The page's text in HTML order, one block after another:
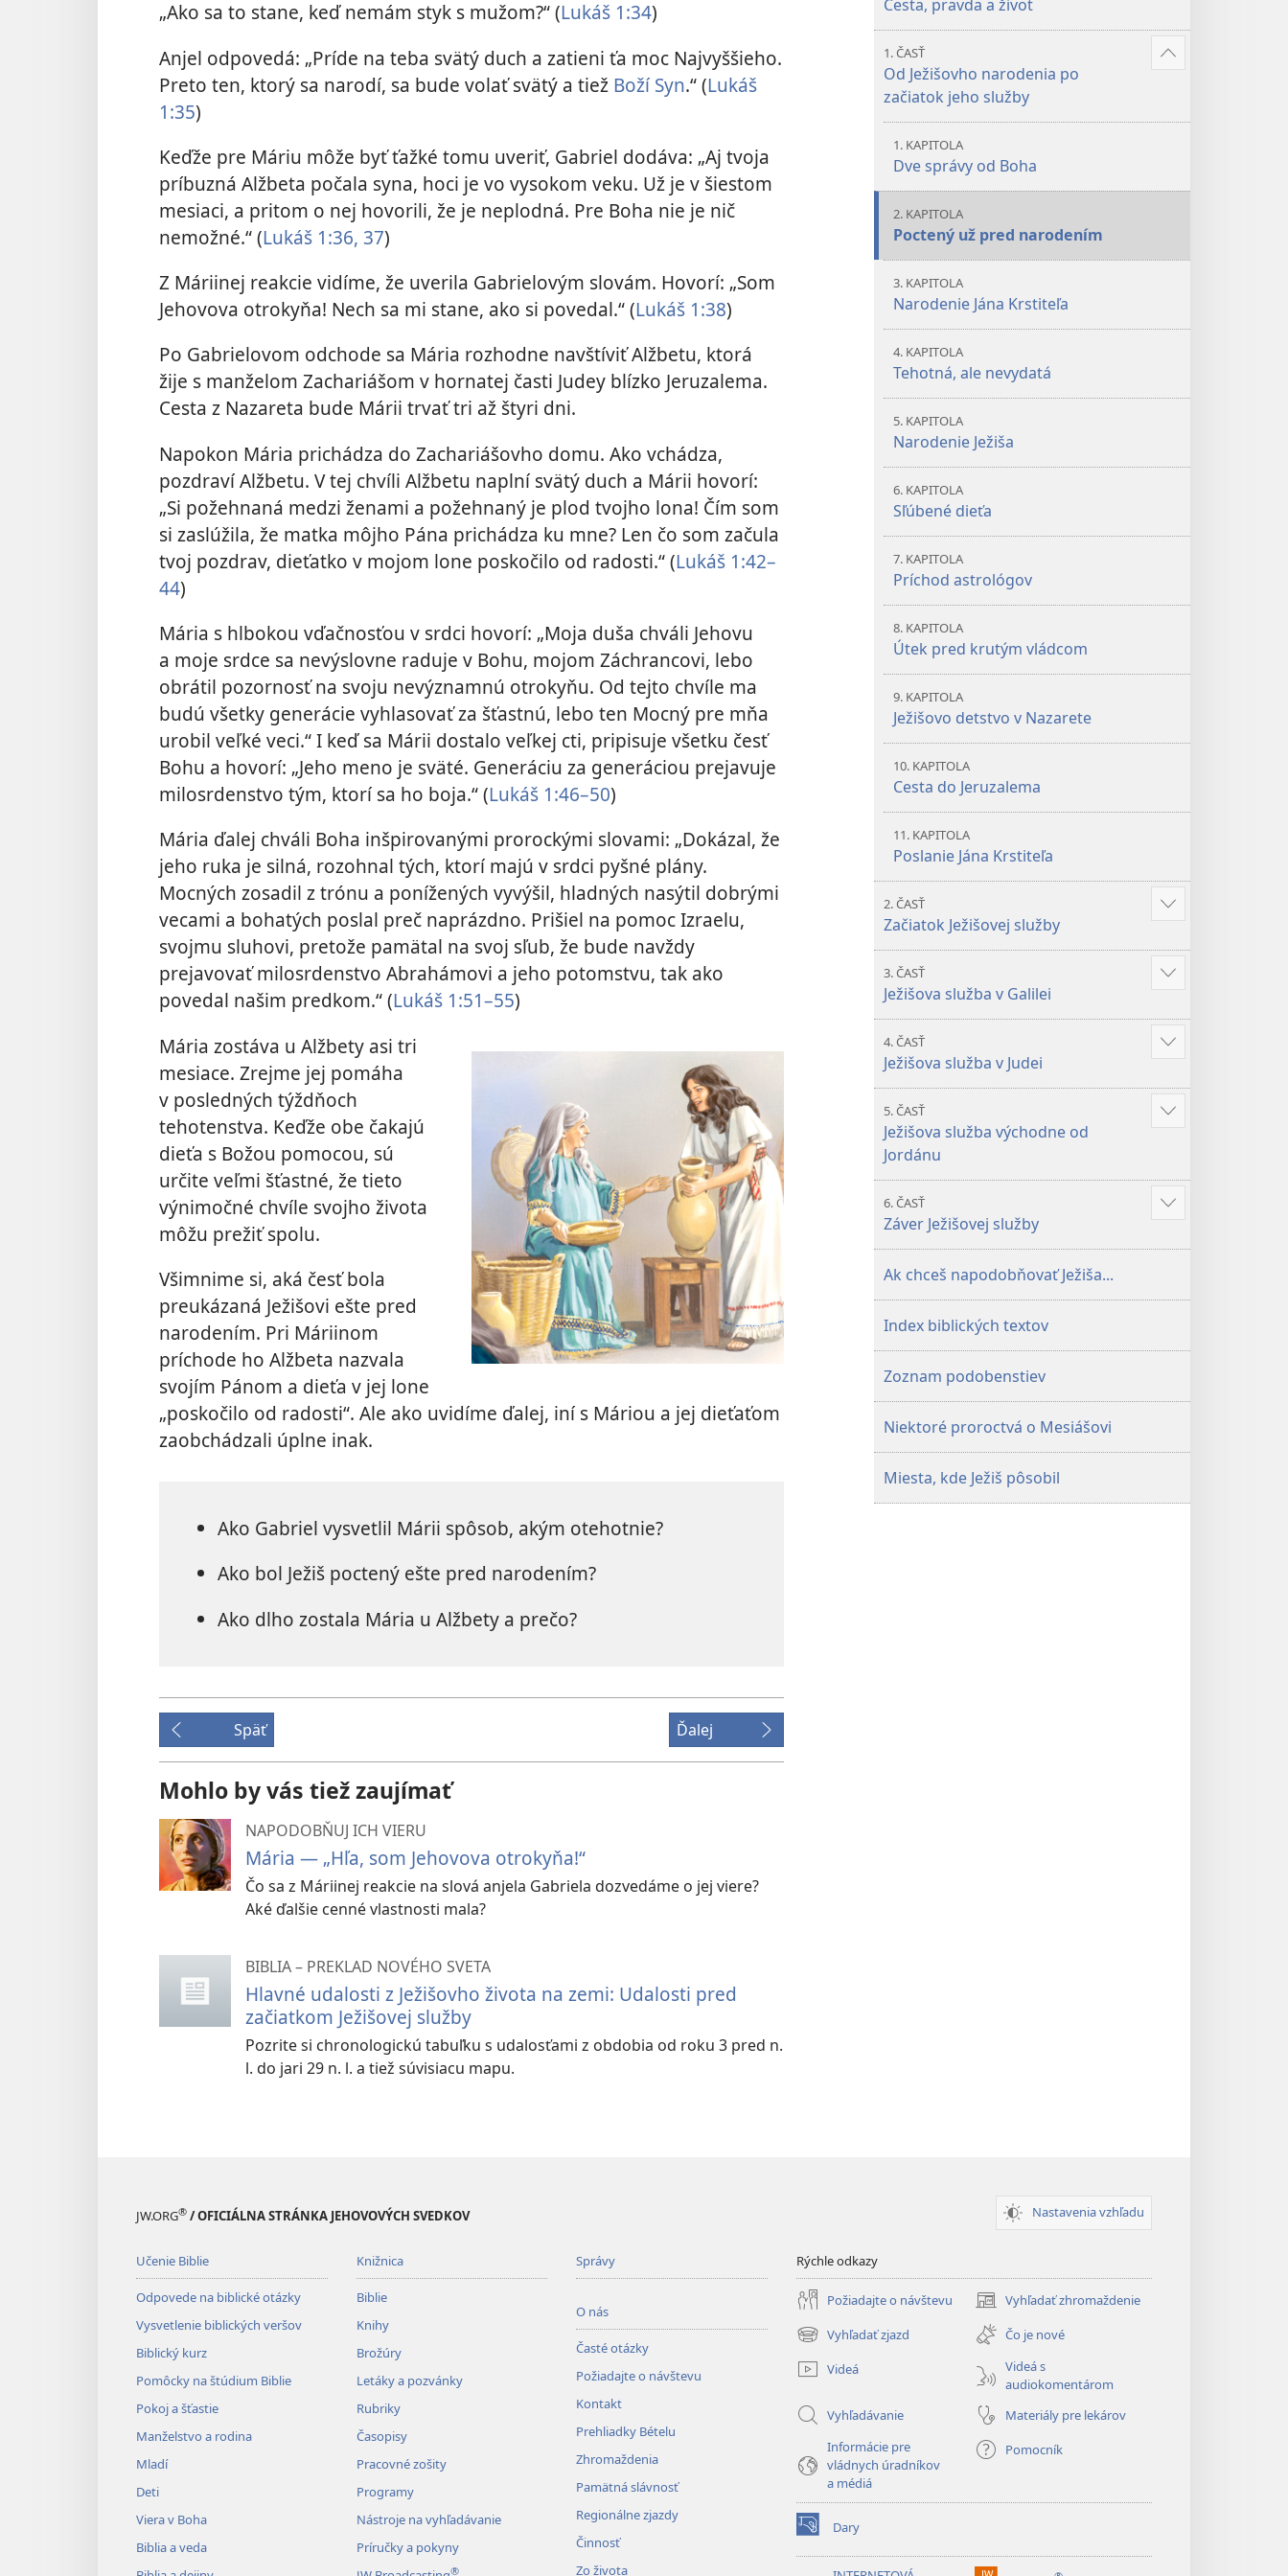
„Ako sa to stane, keď nemám styk s mužom?“ (Lukáš 1:34)
Anjel odpovedá: „Príde na teba svätý duch a zatieni ťa moc Najvyššieho.
Preto ten, ktorý sa narodí, sa bude volať svätý a tiež Boží Syn.“ (Lukáš
1:35)
Keďže pre Máriu môže byť ťažké tomu uveriť, Gabriel dodáva: „Aj tvoja
príbuzná Alžbeta počala syna, hoci je vo vysokom veku. Už je v šiestom
mesiaci, a pritom o nej hovorili, že je neplodná. Pre Boha nie je nič
nemožné.“ (Lukáš 1:36, 37)
Z Máriinej reakcie vidíme, že uverila Gabrielovým slovám. Hovorí: „Som
Jehovova otrokyňa! Nech sa mi stane, ako si povedal.“ (Lukáš 1:38)
Po Gabrielovom odchode sa Mária rozhodne navštíviť Alžbetu, ktorá
žije s manželom Zachariášom v hornatej časti Judey blízko Jeruzalema.
Cesta z Nazareta bude Márii trvať tri až štyri dni.
Napokon Mária prichádza do Zachariášovho domu. Ako vchádza,
pozdraví Alžbetu. V tej chvíli Alžbetu naplní svätý duch a Márii hovorí:
„Si požehnaná medzi ženami a požehnaný je plod tvojho lona! Čím som
si zaslúžila, že matka môjho Pána prichádza ku mne? Len čo som začula
tvoj pozdrav, dieťatko v mojom lone poskočilo od radosti.“ (Lukáš 1:42–
44)
Mária s hlbokou vďačnosťou v srdci hovorí: „Moja duša chváli Jehovu
a moje srdce sa nevýslovne raduje v Bohu, mojom Záchrancovi, lebo
obrátil pozornosť na svoju nevýznamnú otrokyňu. Od tejto chvíle ma
budú všetky generácie vyhlasovať za šťastnú, lebo ten Mocný pre mňa
urobil veľké veci.“ I keď sa Márii dostalo veľkej cti, pripisuje všetku česť
Bohu a hovorí: „Jeho meno je sväté. Generáciu za generáciou prejavuje
milosrdenstvo tým, ktorí sa ho boja.“ (Lukáš 1:46–50)
Mária ďalej chváli Boha inšpirovanými prorockými slovami: „Dokázal, že
jeho ruka je silná, rozohnal tých, ktorí majú v srdci pyšné plány.
Mocných zosadil z trónu a ponížených vyvýšil, hladných nasýtil dobrými
vecami a bohatých poslal preč naprázdno. Prišiel na pomoc Izraelu,
svojmu sluhovi, pretože pamätal na svoj sľub, že bude navždy
prejavovať milosrdenstvo Abrahámovi a jeho potomstvu, tak ako
povedal našim predkom.“ (Lukáš 1:51–55)
Mária zostáva u Alžbety asi tri
mesiace. Zrejme jej pomáha
v posledných týždňoch
tehotenstva. Keďže obe čakajú
dieťa s Božou pomocou, sú
určite veľmi šťastné, že tieto
výnimočné chvíle svojho života
môžu prežiť spolu.
Všimnime si, aká česť bola
preukázaná Ježišovi ešte pred
narodením. Pri Máriinom
príchode ho Alžbeta nazvala
svojím Pánom a dieťa v jej lone
„poskočilo od radosti“. Ale ako uvidíme ďalej, iní s Máriou a jej dieťaťom
zaobchádzali úplne inak.
Ako Gabriel vysvetlil Márii spôsob, akým otehotnie?
Ako bol Ježiš poctený ešte pred narodením?
Ako dlho zostala Mária u Alžbety a prečo?
Späť Ďalej
Mohlo by vás tiež zaujímať
NAPODOBŇUJ ICH VIERU
Mária — „Hľa, som Jehovova otrokyňa!“
Čo sa z Máriinej reakcie na slová anjela Gabriela dozvedáme o jej viere?
Aké ďalšie cenné vlastnosti mala?
BIBLIA – PREKLAD NOVÉHO SVETA
Hlavné udalosti z Ježišovho života na zemi: Udalosti pred
začiatkom Ježišovej služby
Pozrite si chronologickú tabuľku s udalosťami z obdobia od roku 3 pred n.
l. do jari 29 n. l. a tiež súvisiacu mapu.
Cesta, pravda a život
1. ČASŤ
Od Ježišovho narodenia po
začiatok jeho služby
Zobraziť
1. KAPITOLA
Dve správy od Boha
2. KAPITOLA
Poctený už pred narodením
3. KAPITOLA
Narodenie Jána Krstiteľa
4. KAPITOLA
Tehotná, ale nevydatá
5. KAPITOLA
Narodenie Ježiša
6. KAPITOLA
Sľúbené dieťa
7. KAPITOLA
Príchod astrológov
8. KAPITOLA
Útek pred krutým vládcom
9. KAPITOLA
Ježišovo detstvo v Nazarete
10. KAPITOLA
Cesta do Jeruzalema
11. KAPITOLA
Poslanie Jána Krstiteľa
2. ČASŤ
Začiatok Ježišovej služby
Zobraziť
3. ČASŤ
Ježišova služba v Galilei
Zobraziť
4. ČASŤ
Ježišova služba v Judei
Zobraziť
5. ČASŤ
Ježišova služba východne od
Jordánu
Zobraziť
6. ČASŤ
Záver Ježišovej služby
Zobraziť
Ak chceš napodobňovať Ježiša...
Index biblických textov
Zoznam podobenstiev
Niektoré proroctvá o Mesiášovi
Miesta, kde Ježiš pôsobil
JW.ORG® / OFICIÁLNA STRÁNKA JEHOVOVÝCH SVEDKOV Nastavenia vzhľadu
Učenie Biblie
Odpovede na biblické otázky
Vysvetlenie biblických veršov
Biblický kurz
Pomôcky na štúdium Biblie
Pokoj a šťastie
Manželstvo a rodina
Mladí
Deti
Viera v Boha
Biblia a veda
Knižnica
Biblie
Knihy
Brožúry
Letáky a pozvánky
Rubriky
Časopisy
Pracovné zošity
Programy
Nástroje na vyhľadávanie
Príručky a pokyny
®
Správy
O nás
Časté otázky
Požiadajte o návštevu
Kontakt
Prehliadky Bételu
Zhromaždenia
Pamätná slávnosť
Regionálne zjazdy
Činnosť
Zo života
Rýchle odkazy
Požiadajte o návštevu Vyhľadať zhromaždenie
(otvorí
nové
okno)
Vyhľadať zjazd
(otvorí
nové
okno)
Čo je nové
Videá
Videá s
audiokomentárom
Vyhľadávanie
Materiály pre lekárov
Informácie pre
vládnych úradníkov
a médiá
Pomocník
Dary
(otvorí
nové